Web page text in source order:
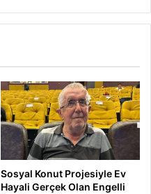
Sosyal Konut Projesiyle Ev
Hayali Gerçek Olan Engelli